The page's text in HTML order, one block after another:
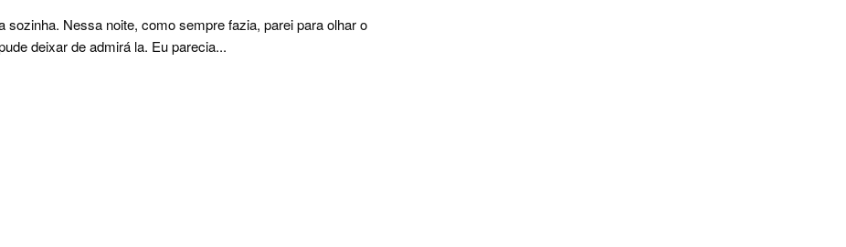
sozinha. Nessa noite, como sempre fazia, parei para olhar o
deixar de admirá la. Eu parecia...